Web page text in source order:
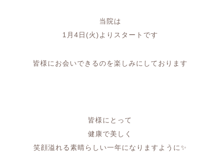
当院は
1月4日(火)よりスタートです
皆様にお会いできるのを楽しみにしております
皆様にとって
健康で美しく
笑顔溢れる素晴らしい一年になりますように✨